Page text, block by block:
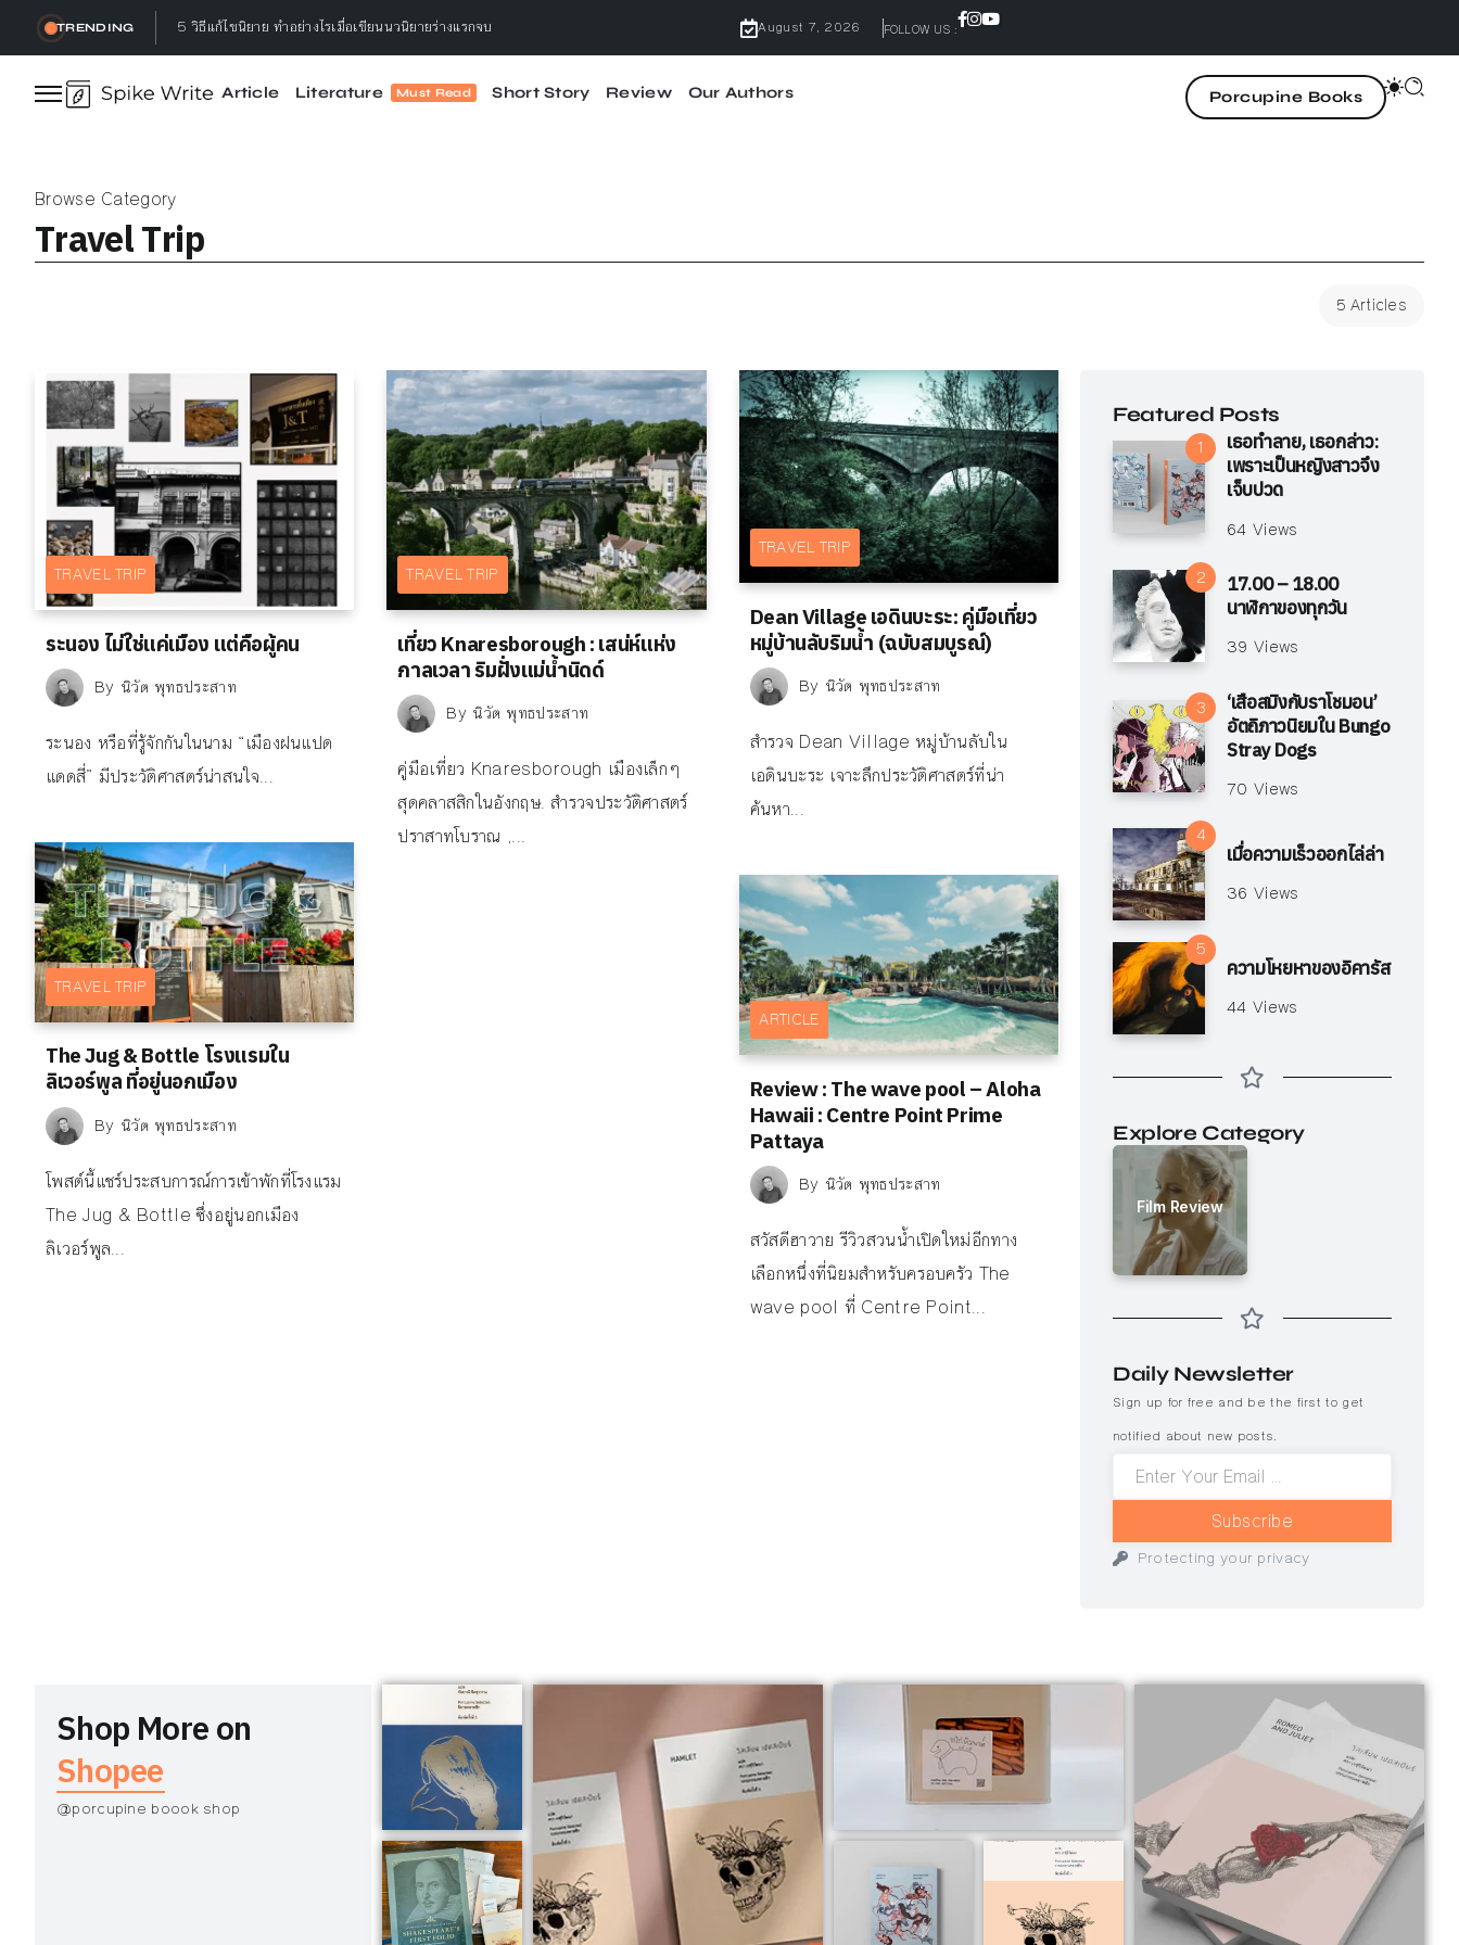
TRENDING
3 เหตุผล ทำไมนักเขียนต้องอ่านหนังสือ
ทำลาย, เธอกล่าว : ทำลายอะไร? ทำลายทำไม?
5 วิธีแก้ไขนิยาย ทำอย่างไรเมื่อเขียนนวนิยายร่างแรกจบ
August 7, 2026 FOLLOW US :
Article Literature Must Read Short Story Review Our Authors Porcupine Books
Browse Category
Travel Trip
5 Articles
TRAVEL TRIP
ระนอง ไม่ใช่แค่เมือง แต่คือผู้คน
By นิวัต พุทธประสาท
ระนอง หรือที่รู้จักกันในนาม “เมืองฝนแปด
แดดสี่” มีประวัติศาสตร์น่าสนใจ...
TRAVEL TRIP
เที่ยว Knaresborough : เสน่ห์แห่ง
กาลเวลา ริมฝั่งแม่น้ำนิดด์
By นิวัต พุทธประสาท
คู่มือเที่ยว Knaresborough เมืองเล็กๆ
สุดคลาสสิกในอังกฤษ. สำรวจประวัติศาสตร์
ปราสาทโบราณ ,...
TRAVEL TRIP
Dean Village เอดินบะระ: คู่มือเที่ยว
หมู่บ้านลับริมน้ำ (ฉบับสมบูรณ์)
By นิวัต พุทธประสาท
สำรวจ Dean Village หมู่บ้านลับใน
เอดินบะระ เจาะลึกประวัติศาสตร์ที่น่า
ค้นหา...
TRAVEL TRIP
The Jug & Bottle โรงแรมใน
ลิเวอร์พูล ที่อยู่นอกเมือง
By นิวัต พุทธประสาท
โพสต์นี้แชร์ประสบการณ์การเข้าพักที่โรงแรม
The Jug & Bottle ซึ่งอยู่นอกเมือง
ลิเวอร์พูล...
ARTICLE
Review : The wave pool – Aloha
Hawaii : Centre Point Prime
Pattaya
By นิวัต พุทธประสาท
สวัสดีฮาวาย รีวิวสวนน้ำเปิดใหม่อีกทาง
เลือกหนึ่งที่นิยมสำหรับครอบครัว The
wave pool ที่ Centre Point...
Featured Posts
เธอทำลาย, เธอกล่าว:
เพราะเป็นหญิงสาวจึง
เจ็บปวด
64 Views
17.00 – 18.00
นาฬิกาของทุกวัน
39 Views
‘เสือสมิงกับราโชมอน’
อัตถิภาวนิยมใน Bungo
Stray Dogs
70 Views
เมื่อความเร็วออกไล่ล่า
36 Views
ความโหยหาของอิคารัส
44 Views
Explore Category
Film Review
Daily Newsletter
Sign up for free and be the first to get
notified about new posts.
Subscribe
Protecting your privacy
Shop More on
Shopee
@porcupine boook shop